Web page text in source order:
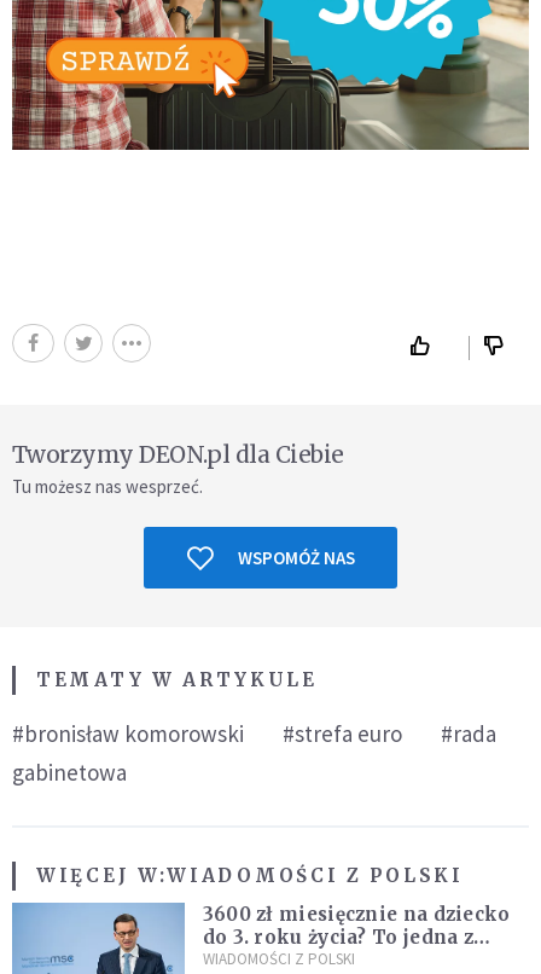
Tworzymy DEON.pl dla Ciebie
Tu możesz nas wesprzeć.
WSPOMÓŻ NAS
TEMATY W ARTYKULE
#bronisław komorowski #strefa euro
#rada
gabinetowa
WIĘCEJ W:WIADOMOŚCI Z POLSKI
3600 zł miesięcznie na dziecko
do 3. roku życia? To jedna z
propozycji programu "Rozwój
WIADOMOŚCI Z POLSKI